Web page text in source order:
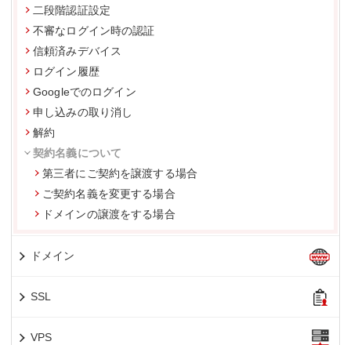
二段階認証設定
不審なログイン時の認証
信頼済みデバイス
ログイン履歴
Googleでのログイン
申し込みの取り消し
解約
契約名義について
第三者にご契約を譲渡する場合
ご契約名義を変更する場合
ドメインの譲渡をする場合
ドメイン
SSL
VPS